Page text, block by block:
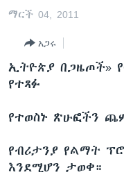
ይዘት
ይዘት
እለፍ
ዋናው
እለፍ
ዓለምአቀፍ
አሜሪካ
ጋቢና ቪኦኤ
ከምሽቱ ሦስት ሰዓት
ቪዲዮ
ክምችት
Learning English
ማርች 04, 2011
አጋሩ
ኢትዮጵያ በጋዜጦች»
የተጻፉ
የተወስኑ ጽሁፎችን
የብሪታንያ የልማት
እንደሚሆን ታወቀ።